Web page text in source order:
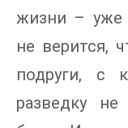
жизни – уже
не верится,
подруги, с
разведку